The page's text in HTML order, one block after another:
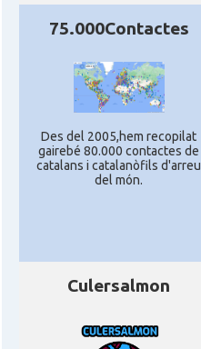
75.000Contactes
Des del 2005,hem recopilat
gairebé 80.000 contactes de
catalans i catalanòfils d'arreu
del món.
Culersalmon